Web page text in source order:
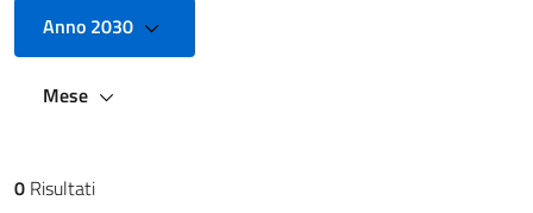
Anno 2030
Mese
0 Risultati